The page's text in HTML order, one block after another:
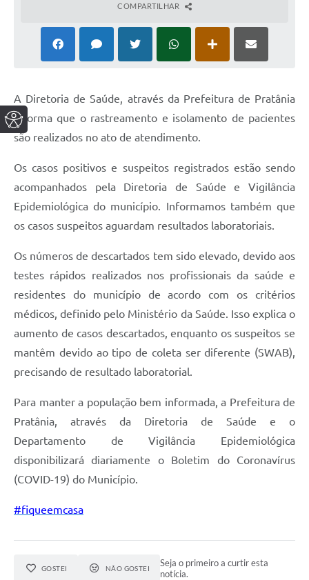
COMPARTILHAR
A Diretoria de Saúde, através da Prefeitura de Pratânia
informa que o rastreamento e isolamento de pacientes
são realizados no ato de atendimento.
Os casos positivos e suspeitos registrados estão sendo
acompanhados pela Diretoria de Saúde e Vigilância
Epidemiológica do município. Informamos também que
os casos suspeitos aguardam resultados laboratoriais.
Os números de descartados tem sido elevado, devido aos
testes rápidos realizados nos profissionais da saúde e
residentes do município de acordo com os critérios
médicos, definido pelo Ministério da Saúde. Isso explica o
aumento de casos descartados, enquanto os suspeitos se
mantêm devido ao tipo de coleta ser diferente (SWAB),
precisando de resultado laboratorial.
Para manter a população bem informada, a Prefeitura de
Pratânia, através da Diretoria de Saúde e o
Departamento de Vigilância Epidemiológica
disponibilizará diariamente o Boletim do Coronavírus
(COVID-19) do Município.
#fiqueemcasa
GOSTEI NÃO GOSTEI
Seja o primeiro a curtir esta
notícia.